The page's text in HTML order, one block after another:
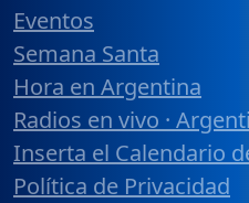
Eventos
Semana Santa
Hora en Argentina
Radios en vivo ·
Inserta el Calendario
Política de Privacidad